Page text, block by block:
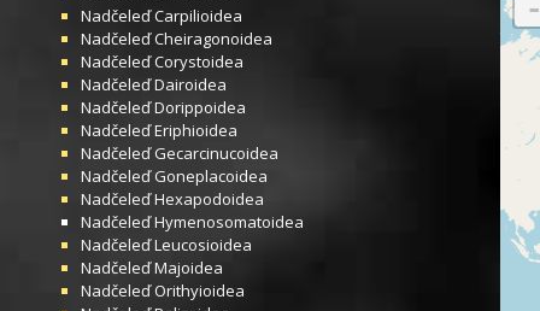
NadčeleďCarpilioidea
NadčeleďCheiragonoidea
NadčeleďCorystoidea
NadčeleďDairoidea
NadčeleďDorippoidea
NadčeleďEriphioidea
NadčeleďGecarcinucoidea
NadčeleďGoneplacoidea
NadčeleďHexapodoidea
NadčeleďHymenosomatoidea
NadčeleďLeucosioidea
NadčeleďMajoidea
NadčeleďOrithyioidea